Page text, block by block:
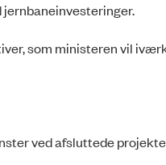
som ministeren vil
ved afsluttede